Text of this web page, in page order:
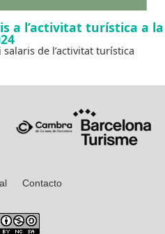
a l’activitat turística a la
salaris de l’activitat turística
Contacto